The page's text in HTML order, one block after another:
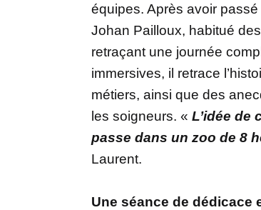
équipes. Après avoir
Johan Pailloux, habitué
retraçant une journée
immersives, il retrace
métiers, ainsi que des
les soigneurs. « L’idée de
passe dans un zoo de 8
Laurent.
Une séance de dédicace